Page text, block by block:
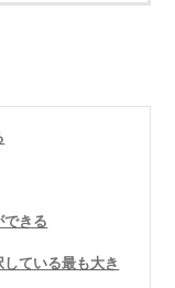
できる
ている最も大き